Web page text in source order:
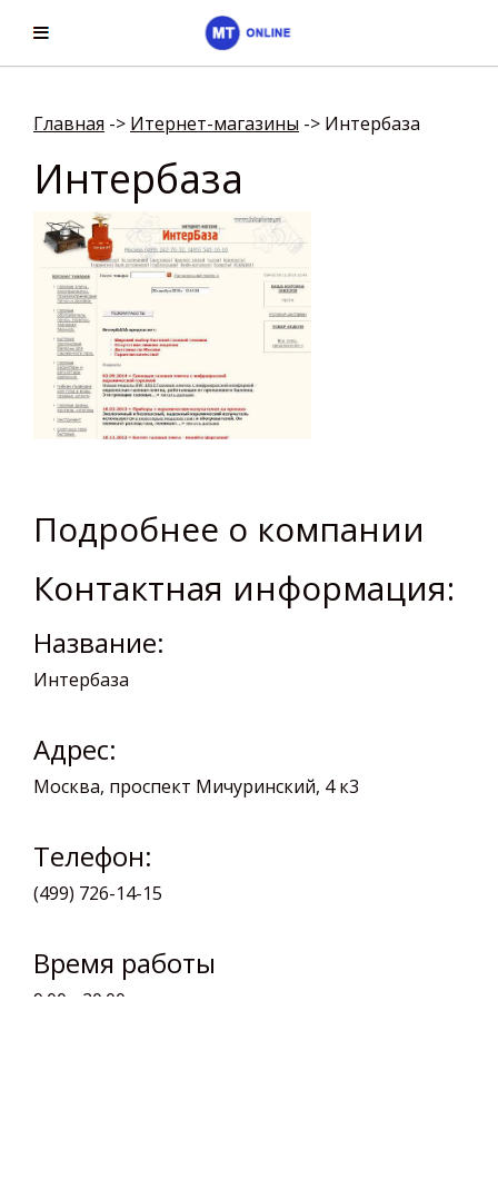
Главная -> Итернет-магазины -> Интербаза
Интербаза
Подробнее о компании
Контактная информация:
Название:
Интербаза
Адрес:
Москва, проспект Мичуринский, 4 к3
Телефон:
(499) 726-14-15
Время работы
9:00 - 20:00